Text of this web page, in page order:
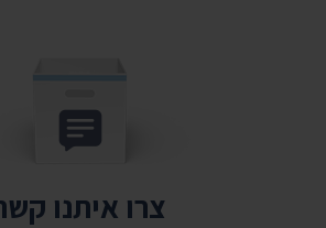
צרו איתנו